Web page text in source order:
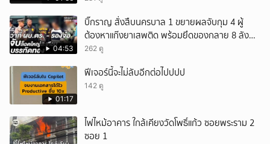
04:53
บิ๊กราญ สั่งสืบนครบาล 1 ขยายผลจับกุม 4 ผู้
ต้องหาแก๊งยาเสพติด พร้อมยึดของกลาย 8 ลัง
ส่งผ่านขนส่งเอกชนเข้า กทม.
262 ดู
01:17
ฟีเจอร์นี้จะไม่ลับอีกต่อไปปปป
142 ดู
ไฟไหม้อาคาร ใกล้เคียงวัดโพธิ์แก้ว ซอยพระราม 2
ซอย 1